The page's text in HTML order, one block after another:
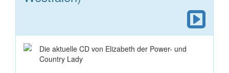
Die aktuelle CD von Elizabeth der Power- und
Country Lady